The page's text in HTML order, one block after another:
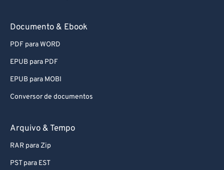
Documento & Ebook
PDF para WORD
EPUB para PDF
EPUB para MOBI
Conversor de documentos
Arquivo & Tempo
RAR para Zip
PST para EST